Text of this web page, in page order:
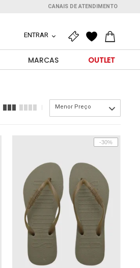
CANAIS DE ATENDIMENTO
ENTRAR
MARCAS OUTLET
Menor Preço
-30%